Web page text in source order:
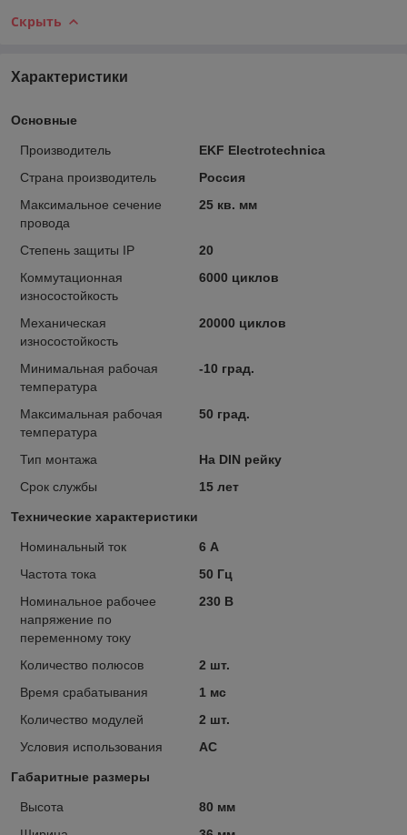
Скрыть
Характеристики
Основные
Производитель
EKF Electrotechnica
Страна производитель
Россия
Максимальное сечение
провода
25 кв. мм
Степень защиты IP
20
Коммутационная
износостойкость
6000 циклов
Механическая
износостойкость
20000 циклов
Минимальная рабочая
температура
-10 град.
Максимальная рабочая
температура
50 град.
Тип монтажа
На DIN рейку
Срок службы
15 лет
Технические характеристики
Номинальный ток
6 А
Частота тока
50 Гц
Номинальное рабочее
напряжение по
переменному току
230 В
Количество полюсов
2 шт.
Время срабатывания
1 мс
Количество модулей
2 шт.
Условия использования
АС
Габаритные размеры
Высота
80 мм